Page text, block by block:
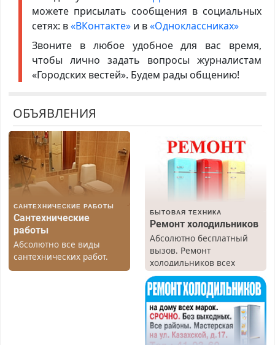
можете присылать сообщения в социальных
сетях: в«ВКонтакте»и в«Одноклассниках»
Звоните в любое удобное для вас время,
чтобы лично задать вопросы журналистам
«Городских вестей». Будем рады общению!
ОБЪЯВЛЕНИЯ
САНТЕХНИЧЕСКИЕ РАБОТЫ
Сантехнические
работы
Абсолютно все виды
сантехнических работ.
Быстро. Качественно.
БЫТОВАЯ ТЕХНИКА
Ремонт холодильников
Абсолютно бесплатный
вызов. Ремонт
холодильников всех
марок на дому, с
гарантией. Все р-ны.
Срочно. Без выходных.
Пенсионерам – скидки до
40%. Мастер со стажем.